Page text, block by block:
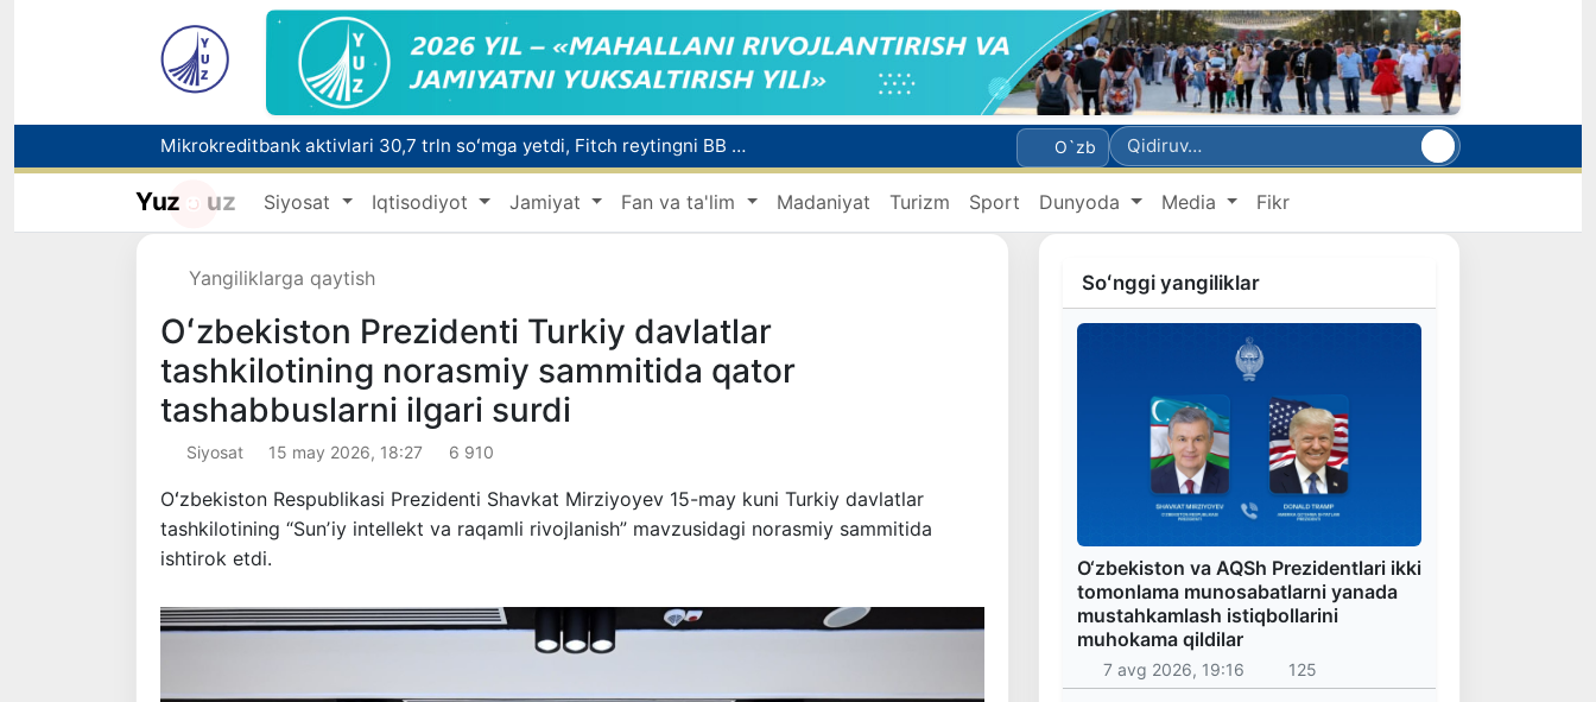
Malayziya Markaziy Osiyoda tibbiy turizm yoʻnalishi sifatidagi mavqeini mustahkamlamoqda
Polshadagi elchixona ko‘magida ona va bola Vatanga qaytarildi
Namangan shahrining sobiq hokimi Anvar Otaxodjayevga nisbatan 11 yilga ozodlikdan mahrum qilish jazosi tayinlandi
O`zb
Yuz uz Siyosat Iqtisodiyot Jamiyat Fan va ta'lim Madaniyat Turizm Sport Dunyoda Media Fikr
Yangiliklarga qaytish
Oʻzbekiston Prezidenti Turkiy davlatlar
tashkilotining norasmiy sammitida qator
tashabbuslarni ilgari surdi
Siyosat 15 may 2026, 18:27 6 910
Oʻzbekiston Respublikasi Prezidenti Shavkat Mirziyoyev 15-may kuni Turkiy davlatlar
tashkilotining “Sunʼiy intellekt va raqamli rivojlanish” mavzusidagi norasmiy sammitida
ishtirok etdi.
Soʻnggi yangiliklar
O‘zbekiston va AQSh Prezidentlari ikki
tomonlama munosabatlarni yanada
mustahkamlash istiqbollarini
muhokama qildilar
7 avg 2026, 19:16 125